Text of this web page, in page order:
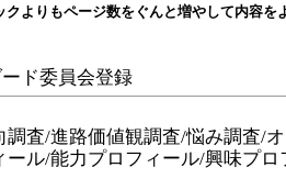
クよりもページ数をぐんと増やして内容を
ド委員会登録
査/進路価値観調査/悩み調査/
ール/能力プロフィール/興味プロ